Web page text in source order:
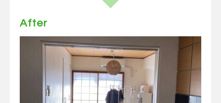
After